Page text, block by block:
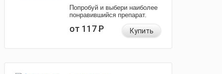
Попробуй и выбери наиболее
понравившийся препарат.
от 117Р Купить